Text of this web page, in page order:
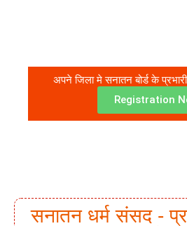
अपने जिला मे सनातन बोर्ड के
Registration
सनातन धर्म संसद -